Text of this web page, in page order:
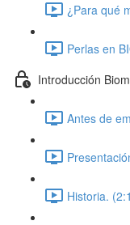
¿Para qué
Perlas en
Introducción
Antes de
Historia.